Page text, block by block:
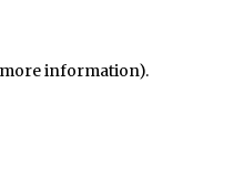
more information).